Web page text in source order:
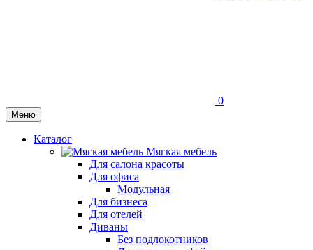
0
Меню
Каталог
Мягкая мебель
Для салона красоты
Для офиса
Модульная
Для бизнеса
Для отелей
Диваны
Без подлокотников